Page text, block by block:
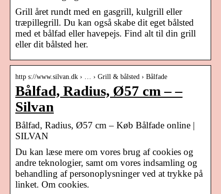
Grill året rundt med en gasgrill, kulgrill eller
træpillegrill. Du kan også skabe dit eget bålsted
med et bålfad eller havepejs. Find alt til din grill
eller dit bålsted her.
http s://www.silvan.dk › … › Grill & bålsted › Bålfade
Bålfad, Radius, Ø57 cm – –
Silvan
Bålfad, Radius, Ø57 cm – Køb Bålfade online |
SILVAN
Du kan læse mere om vores brug af cookies og
andre teknologier, samt om vores indsamling og
behandling af personoplysninger ved at trykke på
linket. Om cookies.